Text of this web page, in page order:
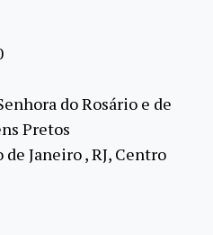
do Rosário e de
Pretos
Janeiro , RJ, Centro